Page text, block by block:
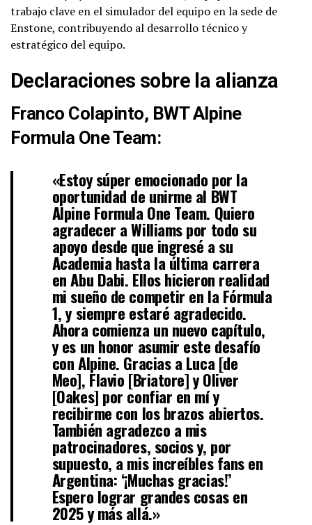
trabajo clave en el simulador del equipo en la sede de
Enstone, contribuyendo al desarrollo técnico y
estratégico del equipo.
Declaraciones sobre la alianza
Franco Colapinto, BWT Alpine
Formula One Team:
«Estoy súper emocionado por la
oportunidad de unirme al BWT
Alpine Formula One Team. Quiero
agradecer a Williams por todo su
apoyo desde que ingresé a su
Academia hasta la última carrera
en Abu Dabi. Ellos hicieron realidad
mi sueño de competir en la Fórmula
1, y siempre estaré agradecido.
Ahora comienza un nuevo capítulo,
y es un honor asumir este desafío
con Alpine. Gracias a Luca [de
Meo], Flavio [Briatore] y Oliver
[Oakes] por confiar en mí y
recibirme con los brazos abiertos.
También agradezco a mis
patrocinadores, socios y, por
supuesto, a mis increíbles fans en
Argentina: ‘¡Muchas gracias!’
Espero lograr grandes cosas en
2025 y más allá.»